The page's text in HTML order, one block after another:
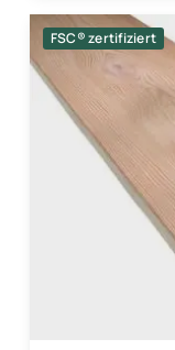
FSC® zertifiziert